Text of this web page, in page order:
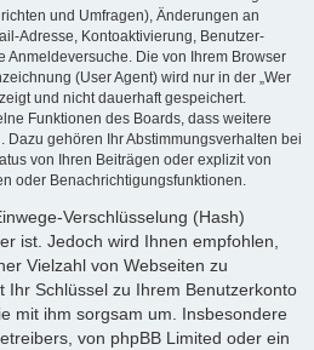
und Umfragen), Änderungen an
Adresse, Kontoaktivierung, Benutzer-
Anmeldeversuche. Die von Ihrem Browser
(User Agent) wird nur in der „Wer
und nicht dauerhaft gespeichert.
Funktionen des Boards, dass weitere
Dazu gehören Ihr Abstimmungsverhalten bei
von Ihren Beiträgen oder explizit von
oder Benachrichtigungsfunktionen.
Verschlüsselung (Hash)
ist. Jedoch wird Ihnen empfohlen,
Vielzahl von Webseiten zu
Ihr Schlüssel zu Ihrem Benutzerkonto
mit ihm sorgsam um. Insbesondere
von phpBB Limited oder ein